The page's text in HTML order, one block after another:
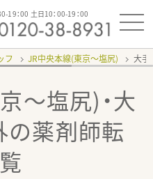
19：00 土日10：00-19：00
フ JR中央本線(東京～塩尻) 大手
～塩尻)・大
の薬剤師転